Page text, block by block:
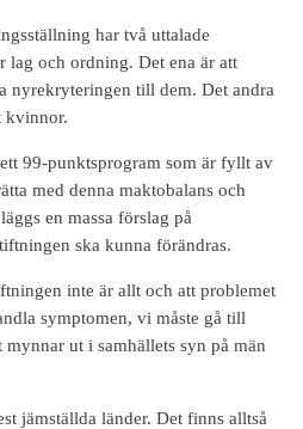
har två uttalade
lag och ordning. Det ena är att
nyrekryteringen till dem. Det andra
kvinnor.
99-punktsprogram som är fyllt av
med denna maktobalans och
en massa förslag på
ska kunna förändras.
inte är allt och att problemet
symptomen, vi måste gå till
ut i samhällets syn på män
jämställda länder. Det finns alltså